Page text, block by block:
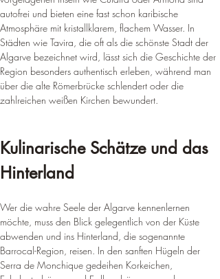
autofrei und bieten eine fast schon karibische
Atmosphäre mit kristallklarem, flachem Wasser. In
Städten wie Tavira, die oft als die schönste Stadt der
Algarve bezeichnet wird, lässt sich die Geschichte der
Region besonders authentisch erleben, während man
über die alte Römerbrücke schlendert oder die
zahlreichen weißen Kirchen bewundert.
Kulinarische Schätze und das
Hinterland
Wer die wahre Seele der Algarve kennenlernen
möchte, muss den Blick gelegentlich von der Küste
abwenden und ins Hinterland, die sogenannte
Barrocal-Region, reisen. In den sanften Hügeln der
Serra de Monchique gedeihen Korkeichen,